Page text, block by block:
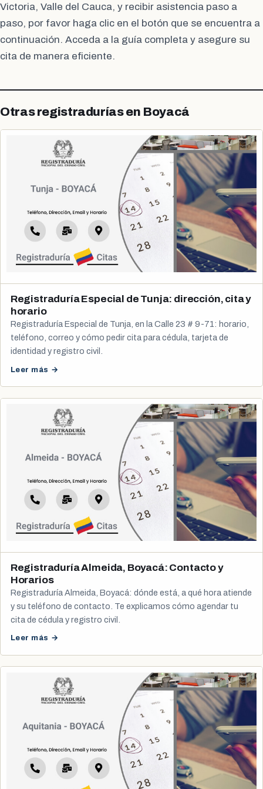
Victoria, Valle del Cauca, y recibir asistencia paso a
paso, por favor haga clic en el botón que se encuentra a
continuación. Acceda a la guía completa y asegure su
cita de manera eficiente.
Otras registradurías en Boyacá
Registraduría Especial de Tunja: dirección, cita y
horario
Registraduría Especial de Tunja, en la Calle 23 # 9-71: horario,
teléfono, correo y cómo pedir cita para cédula, tarjeta de
identidad y registro civil.
Leer más →
Registraduría Almeida, Boyacá: Contacto y
Horarios
Registraduría Almeida, Boyacá: dónde está, a qué hora atiende
y su teléfono de contacto. Te explicamos cómo agendar tu
cita de cédula y registro civil.
Leer más →